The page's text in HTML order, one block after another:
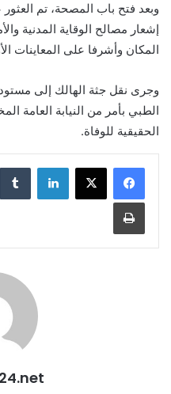
وبعد فتح باب المصحة، تم العثور
إشعار مصالح الوقاية المدنية
المكان وأشرفا على المعاينات
وجرى نقل جثة الهالك إلى
الطبي بأمر من النيابة العامة
الحقيقية للوفاة.
لينكدإن
طباعة